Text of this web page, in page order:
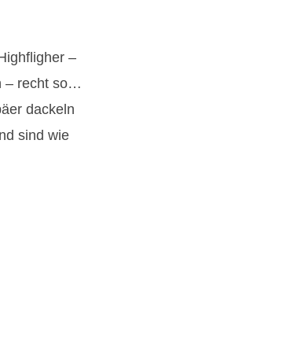
–
– recht so…
dackeln
sind wie